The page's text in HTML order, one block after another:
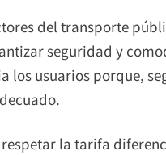
del transporte
seguridad y
los usuarios porque,
la tarifa